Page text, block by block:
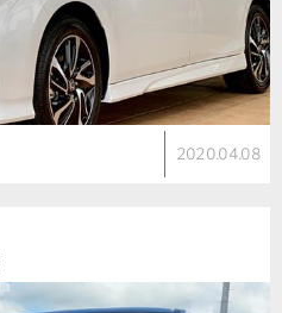
2020.04.08